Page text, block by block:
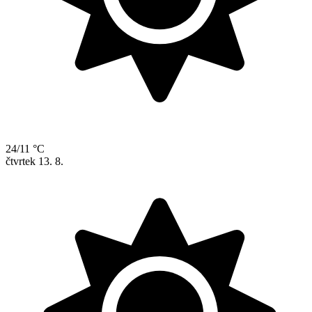
24/11 °C
čtvrtek 13. 8.